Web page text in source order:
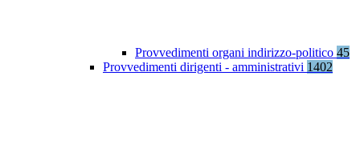
Provvedimenti organi indirizzo-politico 45
Provvedimenti dirigenti - amministrativi 1402